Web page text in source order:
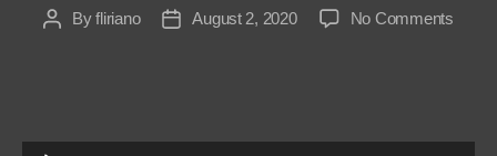
PostByfliriano
PostAugust 2, 2020 No Commentson
12